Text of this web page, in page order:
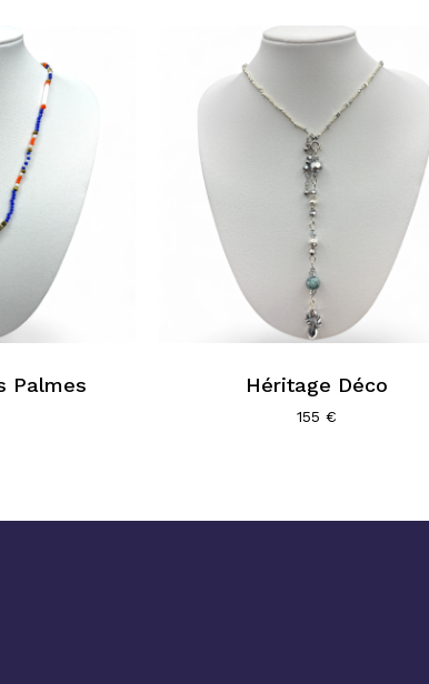
Palmes Héritage Déco
155 €